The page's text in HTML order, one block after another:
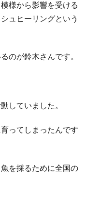
様から影響を受ける
ュヒーリングという
のが鈴木さんです。
していました。
ってしまったんです
を採るために全国の